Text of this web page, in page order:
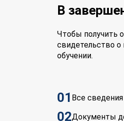
В
Чтобы получить
свидетельство о
обучении.
01 Все
02Документы